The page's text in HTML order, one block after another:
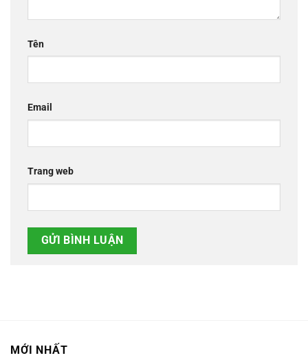
Tên
Email
Trang web
MỚI NHẤT